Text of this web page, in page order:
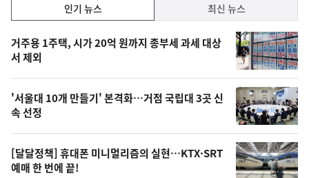
기,
최
신,
오
늘
의
영
상
인기 뉴스 최신 뉴스
인
기
뉴
스
거주용 1주택, 시가 20억 원까지 종부세 과세 대상
서 제외
'서울대 10개 만들기' 본격화…거점 국립대 3곳 신
속 선정
[달달정책] 휴대폰 미니멀리즘의 실현…KTX·SRT
예매 한 번에 끝!